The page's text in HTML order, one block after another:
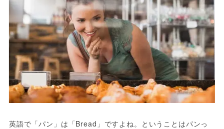
英語で「パン」は「Bread」ですよね。ということはパンっ